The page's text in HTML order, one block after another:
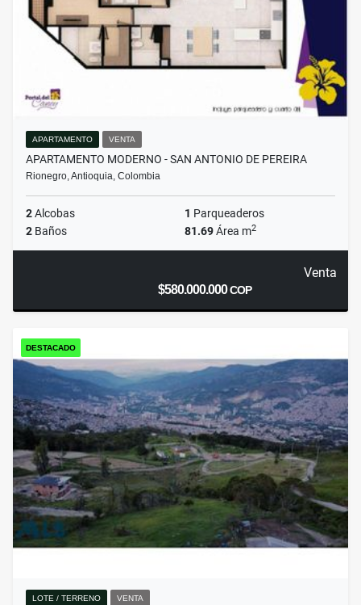
APARTAMENTO VENTA
APARTAMENTO MODERNO - SAN ANTONIO DE PEREIRA
Rionegro, Antioquia, Colombia
2Alcobas 1 Parqueaderos
2 Baños 81.69Área m2
Venta
$580.000.000COP
DESTACADO
LOTE / TERRENO VENTA